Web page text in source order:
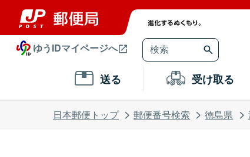
ゆうIDマイページへ
送る 受け取る
日本郵便トップ 郵便番号検索 徳島県